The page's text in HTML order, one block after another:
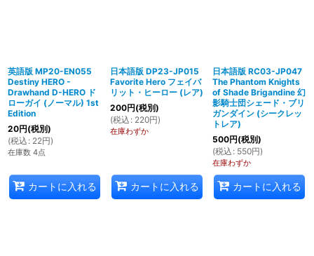
英語版 MP20-EN055
Destiny HERO -
Drawhand D-HERO ド
ローガイ (ノーマル) 1st
Edition
20円(税別)
(税込 : 22円)
在庫数 4点
カートに入れる
日本語版 DP23-JP015
Favorite Hero フェイバ
リット・ヒーロー (レア)
200円(税別)
(税込 : 220円)
在庫わずか
カートに入れる
日本語版 RC03-JP047
The Phantom Knights
of Shade Brigandine 幻
影騎士団シェード・ブリ
ガンダイン (シークレッ
トレア)
500円(税別)
(税込 : 550円)
在庫わずか
カートに入れる